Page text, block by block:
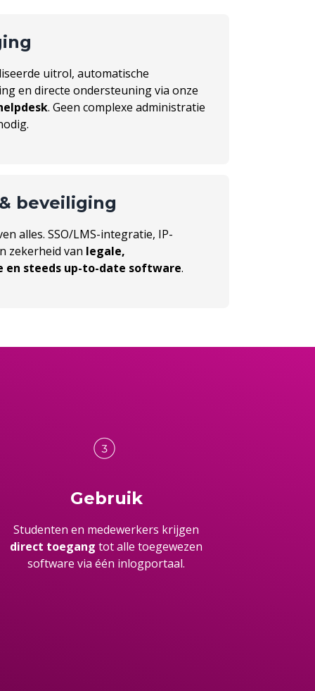
uitrol, automatische
en directe ondersteuning via onze
. Geen complexe administratie
beveiliging
alles. SSO/LMS-integratie, IP-
zekerheid van legale,
en steeds up-to-date software.
Gebruik
Studenten en medewerkers krijgen
direct toegang tot alle toegewezen
software via één inlogportaal.